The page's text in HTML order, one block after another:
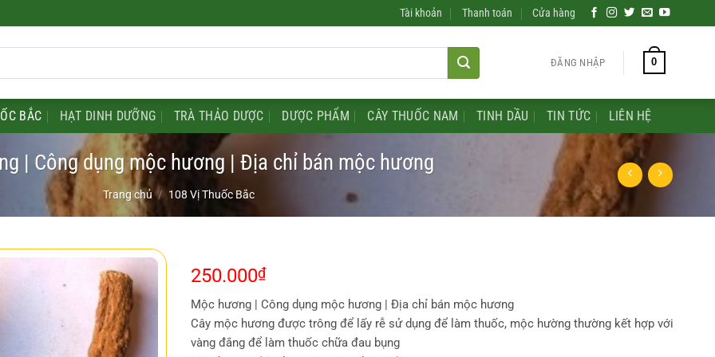
Tài khoản Thanh toán Cửa hàng
ĐĂNG NHẬP 0
BẮC HẠT DINH DƯỠNG TRÀ THẢO DƯỢC DƯỢC PHẨM CÂY THUỐC NAM TINH DẦU TIN TỨC LIÊN HỆ
| Công dụng mộc hương | Địa chỉ bán mộc hương
Trang chủ / 108 Vị Thuốc Bắc
250.000₫
Mộc hương | Công dụng mộc hương | Địa chỉ bán mộc hương
Cây mộc hương được trông để lấy rễ sử dụng để làm thuốc, mộc hường thường kết hợp với
vàng đắng để làm thuốc chữa đau bụng